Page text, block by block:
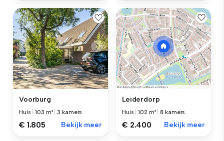
Voorburg
Huis |103 m² |3 kamers
€ 1.805 Bekijk meer
Leiderdorp
Huis |102 m² |8 kamers
€ 2.400 Bekijk meer